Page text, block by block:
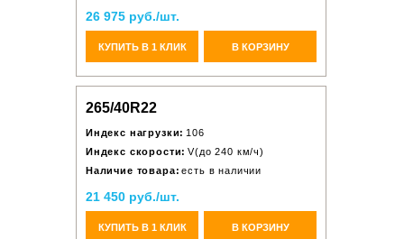
26 975 руб./шт.
КУПИТЬ В 1 КЛИК В КОРЗИНУ
265/40R22
Индекс нагрузки: 106
Индекс скорости: V(до 240 км/ч)
Наличие товара: есть в наличии
21 450 руб./шт.
КУПИТЬ В 1 КЛИК В КОРЗИНУ